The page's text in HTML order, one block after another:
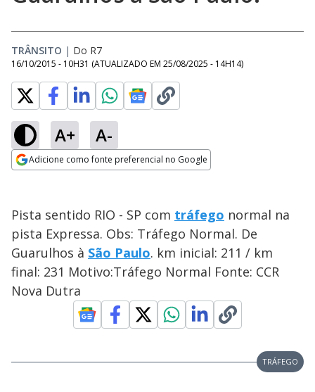
TRÂNSITO | Do R7
16/10/2015 - 10H31 (ATUALIZADO EM 25/08/2025 - 14H14)
A+ A-
Adicione como fonte preferencial no Google
Pista sentido RIO - SP com tráfego normal na
pista Expressa. Obs: Tráfego Normal. De
Guarulhos à São Paulo. km inicial: 211 / km
final: 231 Motivo:Tráfego Normal Fonte: CCR
Nova Dutra
TRÁFEGO